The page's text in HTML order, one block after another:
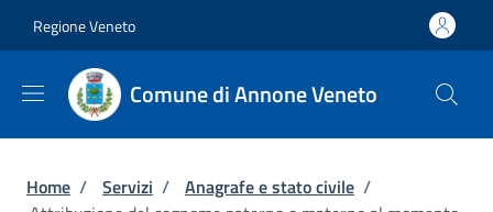
Regione Veneto
Comune di Annone Veneto
Briciole di pane
Home / Servizi / Anagrafe e stato civile /